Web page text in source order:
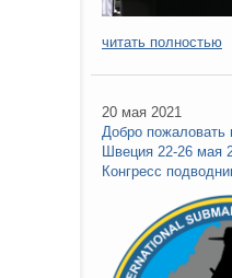
читать полностью
20 мая 2021
Добро пожаловать
Швеция 22-26 мая
Конгресс